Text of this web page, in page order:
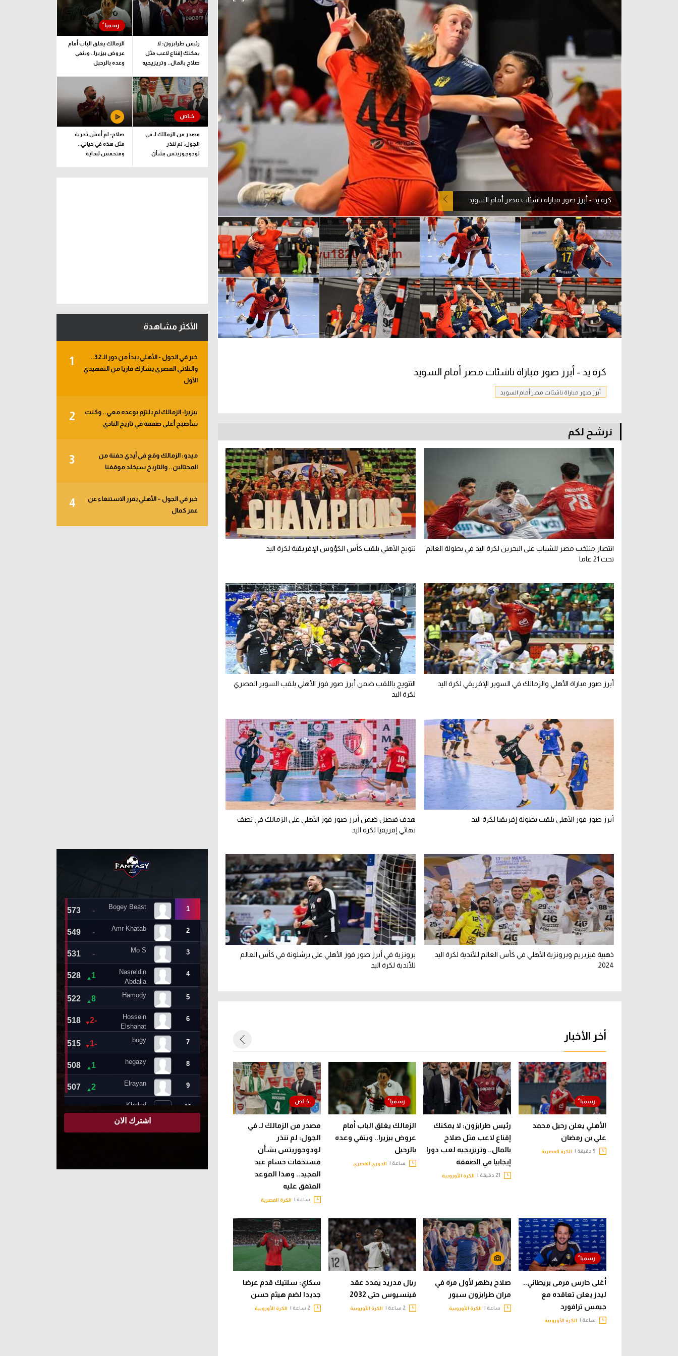
ركن الألعاب
الدوري السعودي للمحترفين
دوري أبطال أوروبا
دوري أبطال إفريقيا
كل البطولات
دوري أبطال أوروبا
القسم الثاني
رياضات أخرى
آسيا
أمريكا
ركن الألعاب
كرة يد - أبرز صور مباراة ناشئات مصر أمام السويد
كرة يد - أبرز صور مباراة ناشئات مصر أمام السويد
أبرز صور مباراة ناشئات مصر أمام السويد
نرشح لكم
انتصار منتخب مصر للشباب على البحرين لكرة اليد في بطولة العالم
تحت 21 عاما
تتويج الأهلي بلقب كأس الكؤوس الإفريقية لكرة اليد
أبرز صور مباراة الأهلي والزمالك في السوبر الإفريقي لكرة اليد
التتويج باللقب ضمن أبرز صور فوز الأهلي بلقب السوبر المصري
لكرة اليد
أبرز صور فوز الأهلي بلقب بطولة إفريقيا لكرة اليد
هدف فيصل ضمن أبرز صور فوز الأهلي على الزمالك في نصف
نهائي إفريقيا لكرة اليد
ذهبية فيزبريم وبرونزية الأهلي في كأس العالم للأندية لكرة اليد
2024
برونزية في أبرز صور فوز الأهلي على برشلونة في كأس العالم
للأندية لكرة اليد
أخر الأخبار
الأهلي يعلن رحيل محمد
علي بن رمضان
الكرة المصرية
رئيس طرابزون: لا يمكنك
إقناع لاعب مثل صلاح
بالمال.. وتريزيجيه لعب دورا
إيجابيا في الصفقة
الكرة الأوروبية
الزمالك يغلق الباب أمام
عروض بيزيرا.. وينفي وعده
بالرحيل
ساعة | الدوري المصري
مصدر من الزمالك لـ في
الجول: لم ننذر
لودوجوريتس بشأن
مستحقات حسام عبد
المجيد.. وهذا الموعد
المتفق عليه
ساعة | الكرة المصرية
أغلى حارس مرمى بريطاني..
ليدز يعلن تعاقده مع
جيمس ترافورد
ساعة | الكرة الأوروبية
صلاح يظهر لأول مرة في
مران طرابزون سبور
ساعة | الكرة الأوروبية
ريال مدريد يمدد عقد
فينسيوس حتى 2032
الكرة الأوروبية
سكاي: سلتيك قدم عرضا
جديدا لضم هيثم حسن
الكرة الأوروبية
رئيس طرابزون: لا
يمكنك إقناع لاعب مثل
صلاح بالمال.. وتريزيجيه
الصفقة
الزمالك يغلق الباب أمام
عروض بيزيرا.. وينفي
وعده بالرحيل
مصدر من الزمالك لـ في
الجول: لم ننذر
لودوجوريتس بشأن
صلاح: لم أعش تجربة
مثل هذه في حياتي..
ومتحمس لبداية
الأكثر مشاهدة
1
خبر في الجول - الأهلي يبدأ من دور الـ 32..
والثلاثي المصري يشارك قاريا من التمهيدي
الأول
2
بيزيرا: الزمالك لم يلتزم بوعده معي.. وكنت
سأصبح أغلى صفقة في تاريخ النادي
3
ميدو: الزمالك وقع في أيدي حفنة من
المحتالين.. والتاريخ سيخلد موقفنا
4
خبر في الجول – الأهلي يقرر الاستنغاء عن
عمر كمال